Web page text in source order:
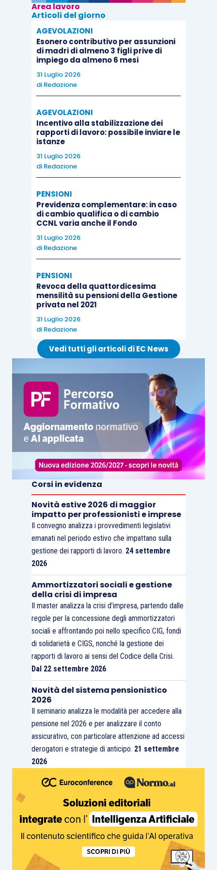
Area lavoro
Articoli del giorno
AGEVOLAZIONI
Esonero contributivo per assunzioni
di madri di almeno 3 figli prive di
impiego da almeno 6 mesi
31 Luglio 2026
di Redazione
AGEVOLAZIONI
Incentivo alla stabilizzazione dei
rapporti di lavoro: possibile inviare le
istanze
31 Luglio 2026
di Redazione
PENSIONI
Previdenza complementare: in caso
di cambio qualifica o di cambio
CCNL varia anche il Fondo
31 Luglio 2026
di Redazione
PENSIONI
Revoca della quattordicesima
mensilità su pensioni della Gestione
privata nel 2021
31 Luglio 2026
di Redazione
Vedi tutti gli articoli di EC News
Corsi in evidenza
Novità estive 2026 di maggior
impatto per professionisti e imprese
Il convegno analizza i provvedimenti legislativi
emanati nel periodo estivo che impattano sulla
gestione dei rapporti di lavoro. 24 settembre
2026
Ammortizzatori sociali e gestione
della crisi di impresa
Il master analizza la crisi d’impresa, partendo dalle
regole per la concessione degli ammortizzatori
sociali e affrontando poi nello specifico CIG, fondi
di solidarietà e CIGS, nonché la gestione dei
rapporti di lavoro ai sensi del Codice della Crisi.
Dal 22 settembre 2026
Novità del sistema pensionistico
2026
Il seminario analizza le modalità per accedere alla
pensione nel 2026 e per analizzare il conto
assicurativo, con particolare attenzione ad accessi
derogatori e strategie di anticipo. 21 settembre
2026